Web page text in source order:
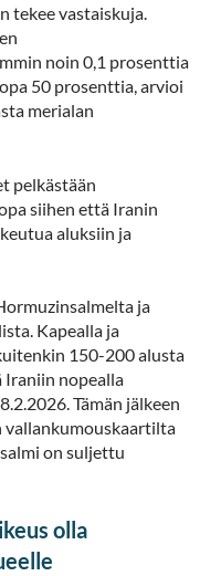
tekee vastaiskuja.
noin 0,1 prosenttia
50 prosenttia, arvioi
merialan
pelkästään
siihen että Iranin
aluksiin ja
ja
Kapealla ja
150-200 alusta
Iraniin nopealla
Tämän jälkeen
vallankumouskaartilta
on suljettu
olla